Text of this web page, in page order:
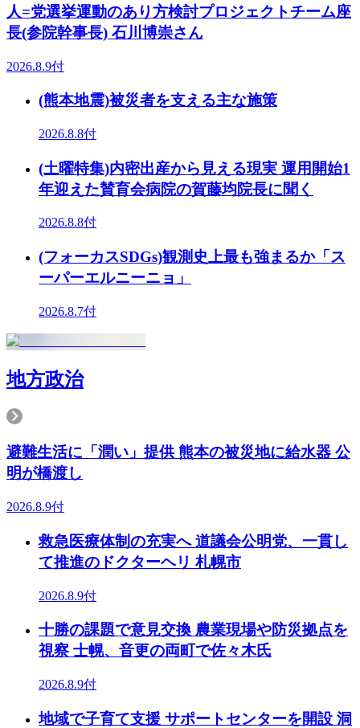
人=党選挙運動のあり方検討プロジェクトチーム座
長(参院幹事長) 石川博崇さん
2026.8.9付
(熊本地震)被災者を支える主な施策
2026.8.8付
(土曜特集)内密出産から見える現実 運用開始1
年迎えた賛育会病院の賀藤均院長に聞く
2026.8.8付
(フォーカスSDGs)観測史上最も強まるか「ス
ーパーエルニーニョ」
2026.8.7付
地方政治
避難生活に「潤い」提供 熊本の被災地に給水器 公
明が橋渡し
2026.8.9付
救急医療体制の充実へ 道議会公明党、一貫し
て推進のドクターヘリ 札幌市
2026.8.9付
十勝の課題で意見交換 農業現場や防災拠点を
視察 士幌、音更の両町で佐々木氏
2026.8.9付
地域で子育て支援 サポートセンターを開設 洞